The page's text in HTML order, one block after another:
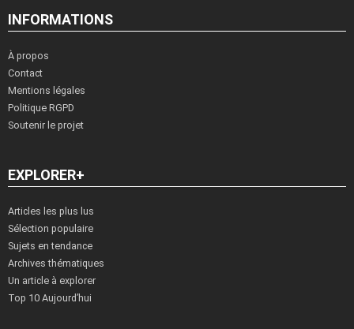
INFORMATIONS
À propos
Contact
Mentions légales
Politique RGPD
Soutenir le projet
EXPLORER+
Articles les plus lus
Sélection populaire
Sujets en tendance
Archives thématiques
Un article à explorer
Top 10 Aujourd’hui